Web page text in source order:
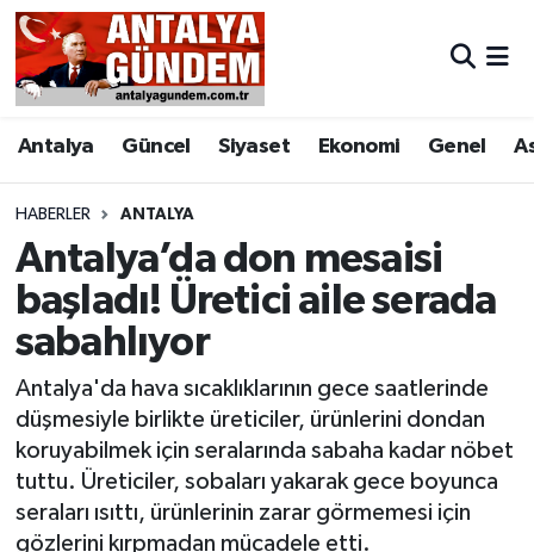
Antalya Güncel Siyaset Ekonomi Genel
HABERLER ANTALYA
Antalya’da don mesaisi
başladı! Üretici aile serada
sabahlıyor
Antalya'da hava sıcaklıklarının gece saatlerinde
düşmesiyle birlikte üreticiler, ürünlerini dondan
koruyabilmek için seralarında sabaha kadar nöbet
tuttu. Üreticiler, sobaları yakarak gece boyunca
seraları ısıttı, ürünlerinin zarar görmemesi için
gözlerini kırpmadan mücadele etti.
Antalya
Asayiş
Bilim & Teknoloji
Bölge
EĞİTİM
Ekonomi
Genel
Görüntülü Haber
Antalya Nöbetçi Eczaneler
Antalya Hava Durumu
Antalya Namaz Vakitleri
Antalya Trafik Yoğunluk Haritası
Süper Lig Puan Durumu ve Fikstür
Tüm Manşetler
Son Dakika Haberleri
Haber Arşivi